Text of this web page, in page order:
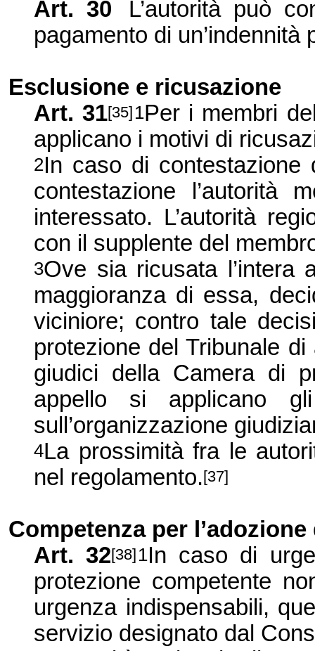
Art. 30
L’autorità può
pagamento di un’indennità
Esclusione e ricusazione
Art. 31[35] 1Per i membri
applicano i motivi di
2In caso di contestazione
contestazione l’autorità
interessato. L’autorità
con il supplente del
3Ove sia ricusata l’intera
maggioranza di essa,
viciniore; contro tale
protezione del Tribunale
giudici della Camera di
appello si applicano
sull’organizzazione
4La prossimità fra le
nel regolamento.[37]
Competenza per
Art. 32[38] 1In caso di
protezione competente
urgenza indispensabili,
servizio designato dal